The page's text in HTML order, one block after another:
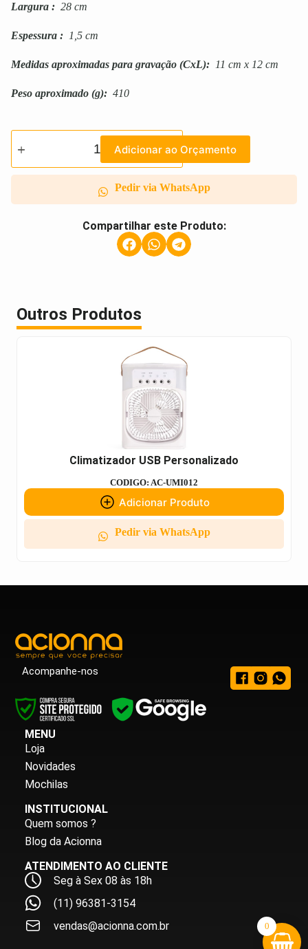
Largura : 28 cm
Espessura : 1,5 cm
Medidas aproximadas para gravação (CxL): 11 cm x 12 cm
Peso aproximado (g): 410
Adicionar ao Orçamento
Pedir via WhatsApp
Compartilhar este Produto:
Outros Produtos
Climatizador USB Personalizado
CODIGO: AC-UMI012
Adicionar Produto
Pedir via WhatsApp
Acompanhe-nos
MENU
Loja
Novidades
Mochilas
INSTITUCIONAL
Quem somos ?
Blog da Acionna
ATENDIMENTO AO CLIENTE
Seg à Sex 08 às 18h
(11) 96381-3154
vendas@acionna.com.br
0